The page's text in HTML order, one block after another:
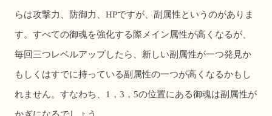
らは攻撃力、防御力、 HPですが、副属性というのがありま
す。すべての御魂を強化する際メイン属性が高くなるが、
毎回三つレベルアップしたら、新しい副属性が一つ発見か
もしくはすでに持っている副属性の一つが高くなるかもし
れません。すなわち、 1 ， 3 ， 5の位置にある御魂は副属性が